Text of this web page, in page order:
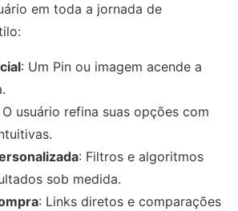
em toda a jornada de
: Um Pin ou imagem acende a
O usuário refina suas opções com
: Filtros e algoritmos
sob medida.
: Links diretos e comparações